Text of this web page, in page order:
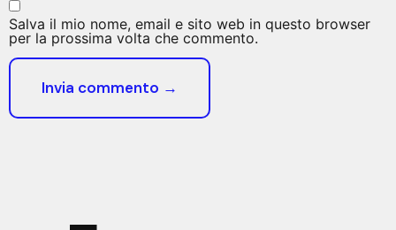
Salva il mio nome, email e sito web in questo browser
per la prossima volta che commento.